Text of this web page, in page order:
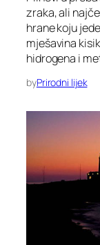
zraka, ali
hrane koju
mješavina
hidrogena i
byPrirodni lijek